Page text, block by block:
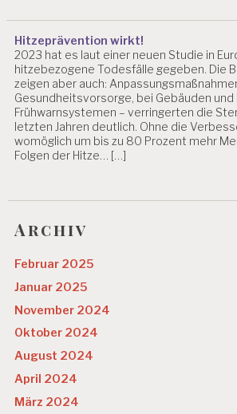
Hitzeprävention wirkt!
2023 hat es laut einer neuen Studie in
hitzebezogene Todesfälle gegeben. Die
zeigen aber auch:
Gesundheitsvorsorge, bei Gebäuden und
Frühwarnsystemen – verringerten die
letzten Jahren deutlich. Ohne die
womöglich um bis zu 80 Prozent mehr
Folgen der Hitze… […]
Archiv
Februar 2025
Januar 2025
November 2024
Oktober 2024
August 2024
April 2024
März 2024